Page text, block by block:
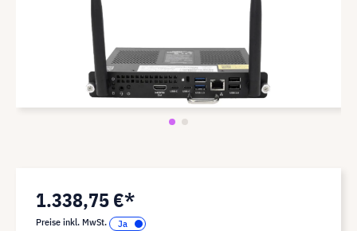
1.338,75 €*
Preise inkl. MwSt.